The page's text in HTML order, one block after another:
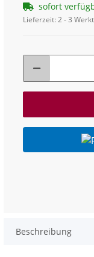
sofort
Lieferzeit:2 - 3
Beschreibung